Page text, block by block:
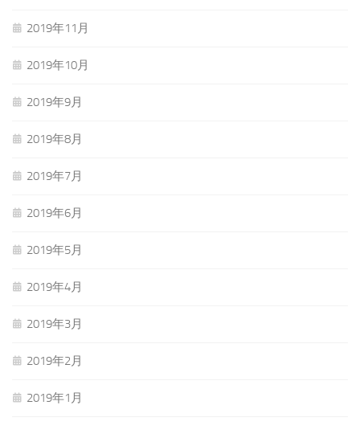
2019年11月
2019年10月
2019年9月
2019年8月
2019年7月
2019年6月
2019年5月
2019年4月
2019年3月
2019年2月
2019年1月